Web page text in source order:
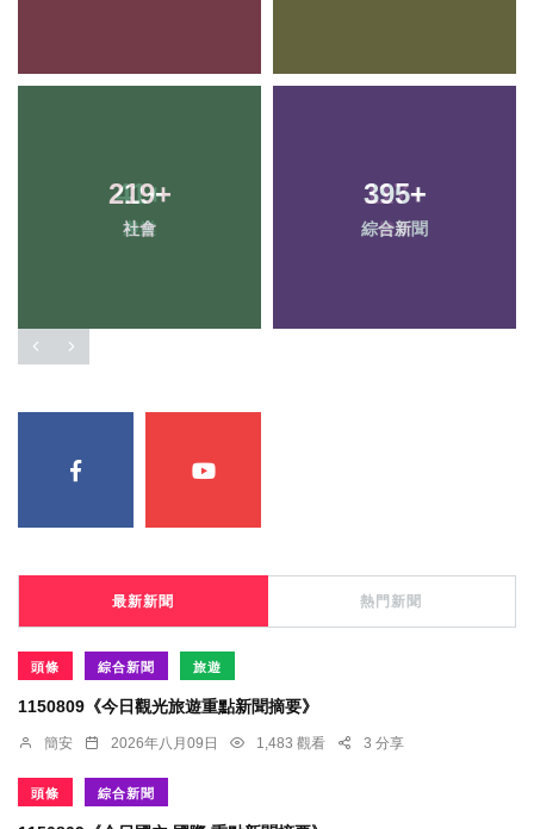
219+
社會
395+
綜合新聞
最新新聞 熱門新聞
頭條 綜合新聞 旅遊
1150809《今日觀光旅遊重點新聞摘要》
簡安 2026年八月09日 1,483 觀看 3 分享
頭條 綜合新聞